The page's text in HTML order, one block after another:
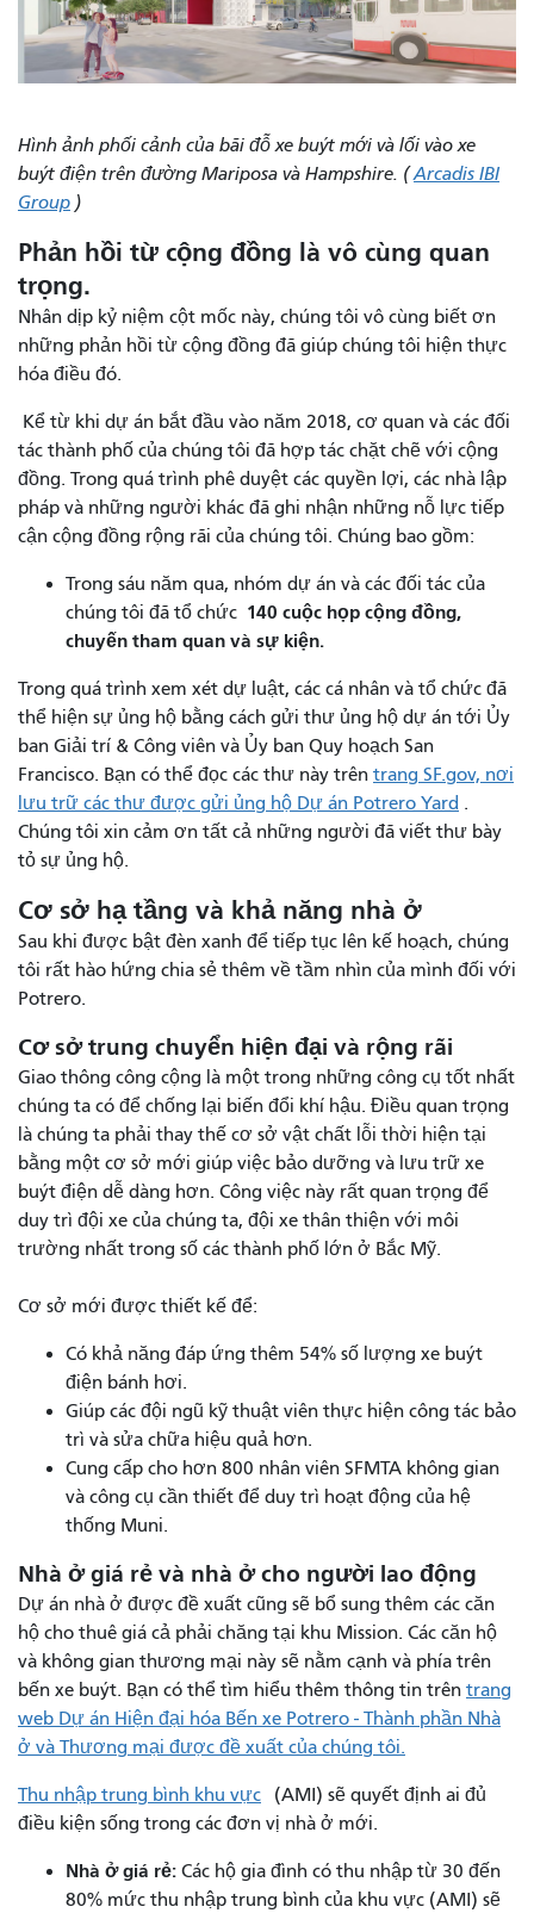
Hình ảnh phối cảnh của bãi đỗ xe buýt mới và lối vào xe
buýt điện trên đường Mariposa và Hampshire. (Arcadis IBI
Group )
Phản hồi từ cộng đồng là vô cùng quan
trọng.
Nhân dịp kỷ niệm cột mốc này, chúng tôi vô cùng biết ơn
những phản hồi từ cộng đồng đã giúp chúng tôi hiện thực
hóa điều đó.
Kể từ khi dự án bắt đầu vào năm 2018, cơ quan và các đối
tác thành phố của chúng tôi đã hợp tác chặt chẽ với cộng
đồng. Trong quá trình phê duyệt các quyền lợi, các nhà lập
pháp và những người khác đã ghi nhận những nỗ lực tiếp
cận cộng đồng rộng rãi của chúng tôi. Chúng bao gồm:
Trong sáu năm qua, nhóm dự án và các đối tác của
chúng tôi đã tổ chức 140 cuộc họp cộng đồng,
chuyến tham quan và sự kiện.
Trong quá trình xem xét dự luật, các cá nhân và tổ chức đã
thể hiện sự ủng hộ bằng cách gửi thư ủng hộ dự án tới Ủy
ban Giải trí & Công viên và Ủy ban Quy hoạch San
Francisco. Bạn có thể đọc các thư này trên trang SF.gov, nơi
lưu trữ các thư được gửi ủng hộ Dự án Potrero Yard .
Chúng tôi xin cảm ơn tất cả những người đã viết thư bày
tỏ sự ủng hộ.
Cơ sở hạ tầng và khả năng nhà ở
Sau khi được bật đèn xanh để tiếp tục lên kế hoạch, chúng
tôi rất hào hứng chia sẻ thêm về tầm nhìn của mình đối với
Potrero.
Cơ sở trung chuyển hiện đại và rộng rãi
Giao thông công cộng là một trong những công cụ tốt nhất
chúng ta có để chống lại biến đổi khí hậu. Điều quan trọng
là chúng ta phải thay thế cơ sở vật chất lỗi thời hiện tại
bằng một cơ sở mới giúp việc bảo dưỡng và lưu trữ xe
buýt điện dễ dàng hơn. Công việc này rất quan trọng để
duy trì đội xe của chúng ta, đội xe thân thiện với môi
trường nhất trong số các thành phố lớn ở Bắc Mỹ.
Cơ sở mới được thiết kế để:
Có khả năng đáp ứng thêm 54% số lượng xe buýt
điện bánh hơi.
Giúp các đội ngũ kỹ thuật viên thực hiện công tác bảo
trì và sửa chữa hiệu quả hơn.
Cung cấp cho hơn 800 nhân viên SFMTA không gian
và công cụ cần thiết để duy trì hoạt động của hệ
thống Muni.
Nhà ở giá rẻ và nhà ở cho người lao động
Dự án nhà ở được đề xuất cũng sẽ bổ sung thêm các căn
hộ cho thuê giá cả phải chăng tại khu Mission. Các căn hộ
và không gian thương mại này sẽ nằm cạnh và phía trên
bến xe buýt. Bạn có thể tìm hiểu thêm thông tin trên trang
web Dự án Hiện đại hóa Bến xe Potrero - Thành phần Nhà
ở và Thương mại được đề xuất của chúng tôi.
Thu nhập trung bình khu vực (AMI) sẽ quyết định ai đủ
điều kiện sống trong các đơn vị nhà ở mới.
Nhà ở giá rẻ: Các hộ gia đình có thu nhập từ 30 đến
80% mức thu nhập trung bình của khu vực (AMI) sẽ